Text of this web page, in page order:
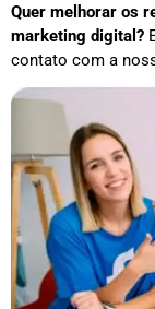
Quer melhorar os
marketing digital?
contato com a